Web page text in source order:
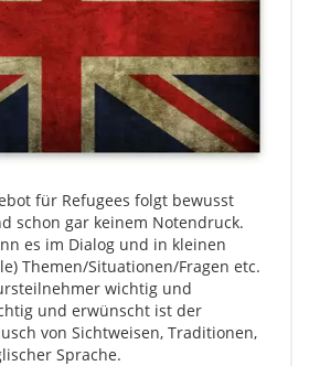
für Refugees folgt bewusst
schon gar keinem Notendruck.
es im Dialog und in kleinen
Themen/Situationen/Fragen etc.
wichtig und
und erwünscht ist der
von Sichtweisen, Traditionen,
Sprache.